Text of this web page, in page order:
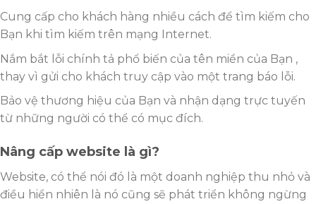
Cung cấp cho khách hàng nhiều cách để tìm kiếm cho
Bạn khi tìm kiếm trên mạng Internet.
Nắm bắt lỗi chính tả phổ biến của tên miền của Bạn ,
thay vì gửi cho khách truy cập vào một trang báo lỗi.
Bảo vệ thương hiệu của Bạn và nhận dạng trực tuyến
từ những người có thể có mục đích.
Nâng cấp website là gì?
Website, có thể nói đó là một doanh nghiệp thu nhỏ và
điều hiển nhiên là nó cũng sẽ phát triển không ngừng